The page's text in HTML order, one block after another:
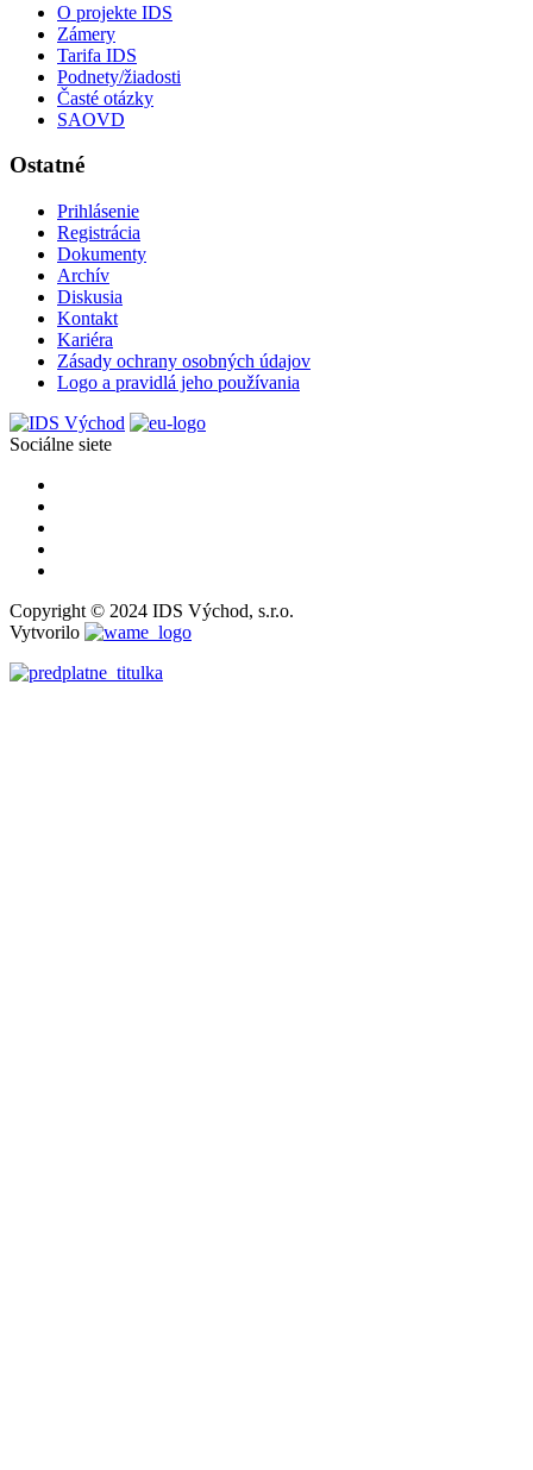
O projekte IDS
Zámery
Tarifa IDS
Podnety/žiadosti
Časté otázky
SAOVD
Ostatné
Prihlásenie
Registrácia
Dokumenty
Archív
Diskusia
Kontakt
Kariéra
Zásady ochrany osobných údajov
Logo a pravidlá jeho používania
Sociálne siete
Copyright © 2024 IDS Východ, s.r.o.
Vytvorilo